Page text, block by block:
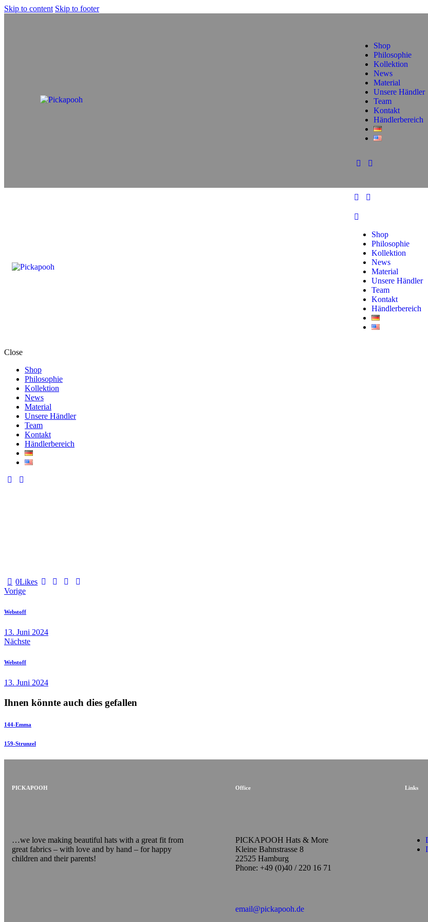
Skip to content Skip to footer
Shop
Philosophie
Kollektion
News
Material
Unsere Händler
Team
Kontakt
Händlerbereich
Shop
Philosophie
Kollektion
News
Material
Unsere Händler
Team
Kontakt
Händlerbereich
Close
Shop
Philosophie
Kollektion
News
Material
Unsere Händler
Team
Kontakt
Händlerbereich
0Likes
Vorige
Webstoff
13. Juni 2024
Nächste
Webstoff
13. Juni 2024
Ihnen könnte auch dies gefallen
144-Emma
159-Strunzel
PICKAPOOH
…we love making beautiful hats with a great fit from
great fabrics – with love and by hand – for happy
children and their parents!
Office
PICKAPOOH Hats & More
Kleine Bahnstrasse 8
22525 Hamburg
Phone: +49 (0)40 / 220 16 71
email@pickapooh.de
Links